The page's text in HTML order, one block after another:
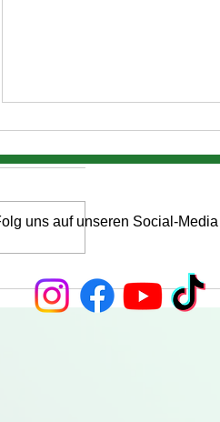
des Sunshine Orchester
uns auf unseren Social-